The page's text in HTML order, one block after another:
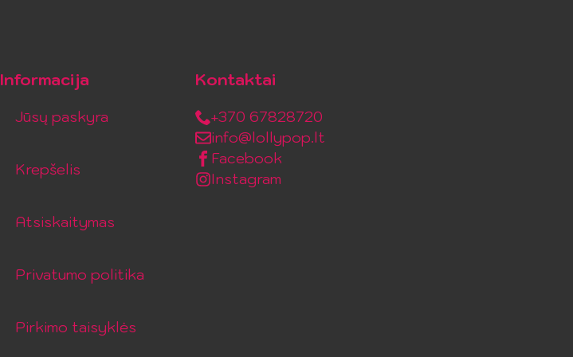
Informacija
Jūsų paskyra
Krepšelis
Atsiskaitymas
Privatumo politika
Pirkimo taisyklės
Kontaktai
+370 67828720
info@lollypop.lt
Facebook
Instagram